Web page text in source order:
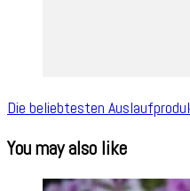
Die beliebtesten
You may also like